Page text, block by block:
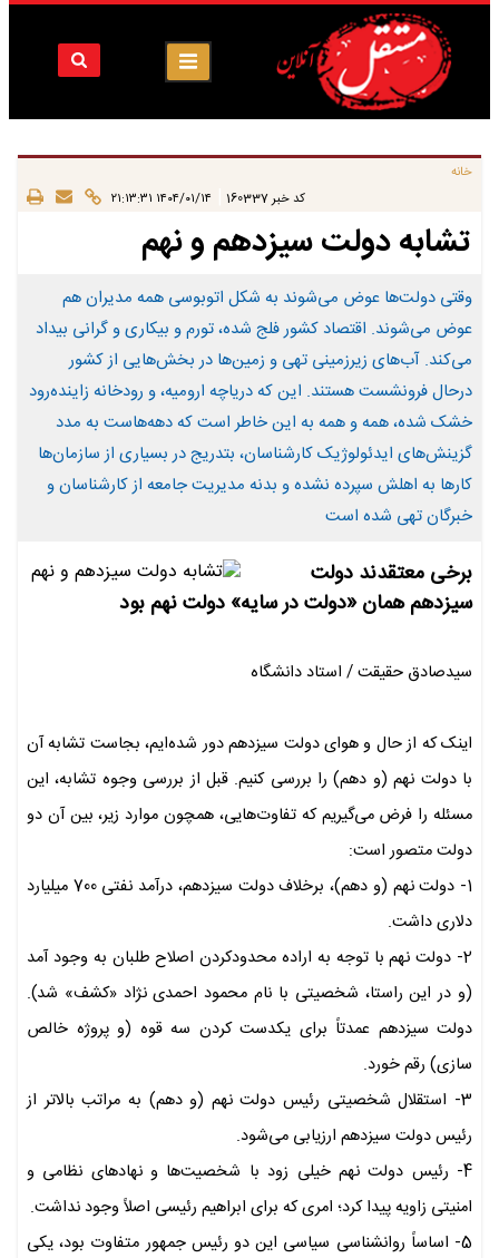
خانه
کد خبر 160337 ۱۴۰۴/۰۱/۱۴ ۲۱:۱۳:۳۱
تشابه دولت سیزدهم و نهم
وقتی دولت‌ها عوض می‌شوند به شکل اتوبوسی همه مدیران هم
عوض می‌شوند. اقتصاد کشور فلج شده، تورم و بیکاری و گرانی بیداد
می‌کند. آب‌های زیرزمینی تهی و زمین‌ها در بخش‌هایی از کشور
درحال فرونشست هستند. این که دریاچه ارومیه، و رودخانه زاینده‌رود
خشک شده، همه و همه به این خاطر است که دهه‌هاست به مدد
گزینش‌های ایدئولوژیک کارشناسان، بتدریج در بسیاری از سازمان‌ها
کارها به اهلش سپرده نشده و بدنه مدیریت جامعه از کارشناسان و
خبرگان تهی شده است
برخی معتقدند دولت
سیزدهم همان «دولت در سایه» دولت نهم بود
سیدصادق حقیقت / استاد دانشگاه
اینک که از حال و هوای دولت سیزدهم دور شده‌ایم، بجاست تشابه آن
با دولت نهم (و دهم) را بررسی کنیم. قبل از بررسی وجوه تشابه، این
مسئله را فرض می‌گیریم که تفاوت‌هایی، همچون موارد زیر، بین آن دو
دولت متصور است:
1- دولت نهم (و دهم)، برخلاف دولت سیزدهم، درآمد نفتی 700 میلیارد
دلاری داشت.
2- دولت نهم با توجه به اراده محدودکردن اصلاح طلبان به وجود آمد
(و در این راستا، شخصیتی با نام محمود احمدی نژاد «کشف» شد).
دولت سیزدهم عمدتاً برای یکدست کردن سه قوه (و پروژه خالص
سازی) رقم خورد.
3- استقلال شخصیتی رئیس دولت نهم (و دهم) به مراتب بالاتر از
رئیس دولت سیزدهم ارزیابی می‌شود.
4- رئیس دولت نهم خیلی زود با شخصیت‌ها و نهادهای نظامی و
امنیتی زاویه پیدا کرد؛ امری که برای ابراهیم رئیسی اصلاً وجود نداشت.
5- اساساً روانشناسی سیاسی این دو رئیس جمهور متفاوت بود، یکی